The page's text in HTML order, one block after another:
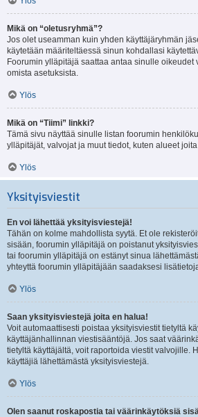
Mikä on “oletusryhmä”?
Jos olet useamman kuin yhden käyttäjäryhmän
käytetään määriteltäessä sinun kohdallasi
Foorumin ylläpitäjä saattaa antaa sinulle oikeudet
omista asetuksista.
Ylös
Mikä on “Tiimi” linkki?
Tämä sivu näyttää sinulle listan foorumin
ylläpitäjät, valvojat ja muut tiedot, kuten alueet
Ylös
Yksityisviestit
En voi lähettää yksityisviestejä!
Tähän on kolme mahdollista syytä. Et ole
sisään, foorumin ylläpitäjä on poistanut
tai foorumin ylläpitäjä on estänyt sinua
yhteyttä foorumin ylläpitäjään saadaksesi
Ylös
Saan yksityisviestejä joita en halua!
Voit automaattisesti poistaa yksityisviestit tietyltä
käyttäjänhallinnan viestisääntöjä. Jos saat
tietyltä käyttäjältä, voit raportoida viestit valvojille.
käyttäjiä lähettämästä yksityisviestejä.
Ylös
Olen saanut roskapostia tai väärinkäytöksiä